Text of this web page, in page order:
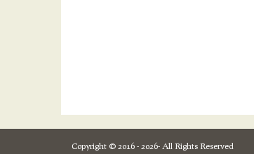
Copyright © 2016 - 2026- All Rights Reserved